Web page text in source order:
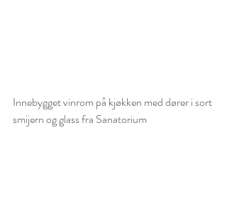
Innebygget vinrom på kjøkken med dører i sort
smijern og glass fra Sanatorium